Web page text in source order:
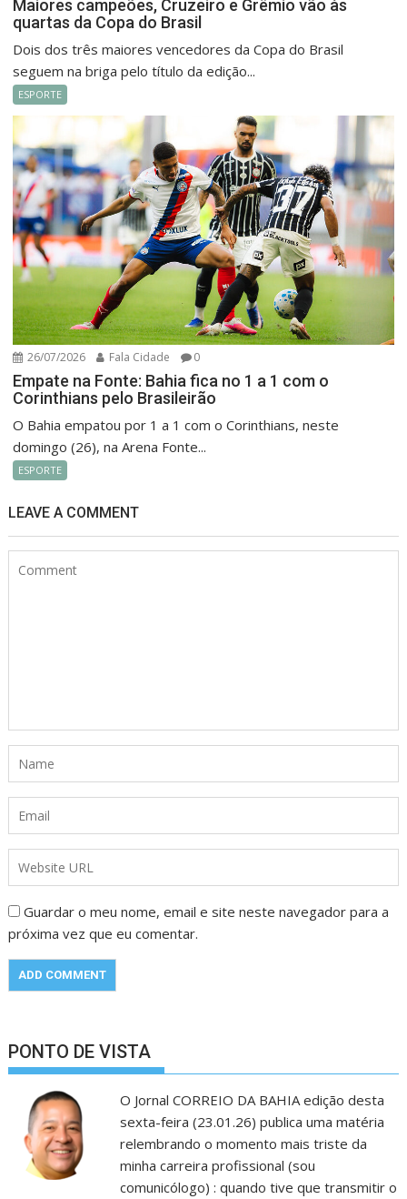
Maiores campeões, Cruzeiro e Grêmio vão às
quartas da Copa do Brasil
Dois dos três maiores vencedores da Copa do Brasil
seguem na briga pelo título da edição...
ESPORTE
26/07/2026 Fala Cidade 0
Empate na Fonte: Bahia fica no 1 a 1 com o
Corinthians pelo Brasileirão
O Bahia empatou por 1 a 1 com o Corinthians, neste
domingo (26), na Arena Fonte...
ESPORTE
LEAVE A COMMENT
Guardar o meu nome, email e site neste navegador para a
próxima vez que eu comentar.
PONTO DE VISTA
O Jornal CORREIO DA BAHIA edição desta
sexta-feira (23.01.26) publica uma matéria
relembrando o momento mais triste da
minha carreira profissional (sou
comunicólogo) : quando tive que transmitir o